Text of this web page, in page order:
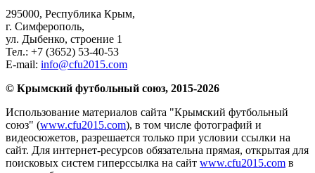
295000, Республика Крым,
г. Симферополь,
ул. Дыбенко, строение 1
Тел.: +7 (3652) 53-40-53
E-mail: info@cfu2015.com
© Крымский футбольный союз, 2015-2026
Использование материалов сайта "Крымский футбольный
союз" (www.cfu2015.com), в том числе фотографий и
видеосюжетов, разрешается только при условии ссылки на
сайт. Для интернет-ресурсов обязательна прямая, открытая для
поисковых систем гиперссылка на сайт www.cfu2015.com в